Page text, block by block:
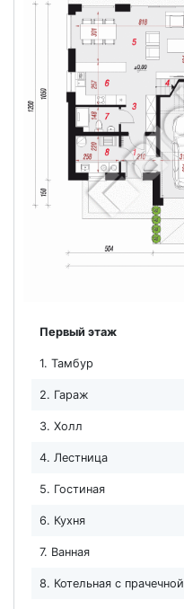
Первый этаж
1. Тамбур
2. Гараж
3. Холл
4. Лестница
5. Гостиная
6. Кухня
7. Ванная
8. Котельная с прачечной